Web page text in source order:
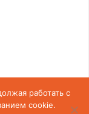
работать с
cookie.